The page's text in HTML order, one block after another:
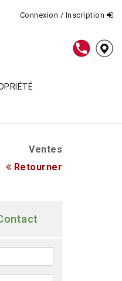
Connexion / Inscription
Ventes
Retourner